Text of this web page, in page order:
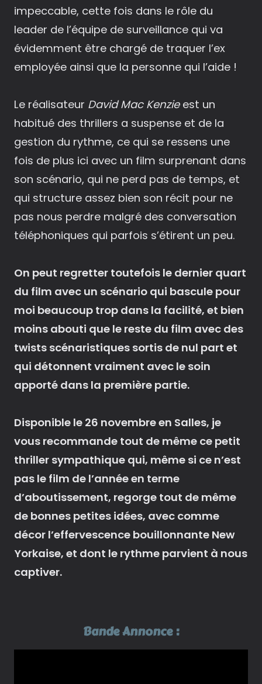
impeccable, cette fois dans le rôle du
leader de l’équipe de surveillance qui va
évidemment être chargé de traquer l’ex
employée ainsi que la personne qui l’aide !
Le réalisateur David Mac Kenzieest un
habitué des thrillers a suspense et de la
gestion du rythme, ce qui se ressens une
fois de plus ici avec un film surprenant dans
son scénario, qui ne perd pas de temps, et
qui structure assez bien son récit pour ne
pas nous perdre malgré des conversation
téléphoniques qui parfois s’étirent un peu.
On peut regretter toutefois le dernier quart
du film avec un scénario qui bascule pour
moi beaucoup trop dans la facilité, et bien
moins abouti que le reste du film avec des
twists scénaristiques sortis de nul part et
qui détonnent vraiment avec le soin
apporté dans la première partie.
Disponible le 26 novembre en Salles, je
vous recommande tout de même ce petit
thriller sympathique qui, même si ce n’est
pas le film de l’année en terme
d’aboutissement, regorge tout de même
de bonnes petites idées, avec comme
décor l’effervescence bouillonnante New
Yorkaise, et dont le rythme parvient à nous
captiver.
Bande Annonce :